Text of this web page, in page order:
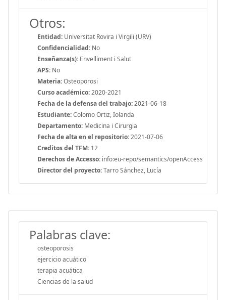
Otros:
Entidad: Universitat Rovira i Virgili (URV)
Confidencialidad: No
Enseñanza(s): Envelliment i Salut
APS: No
Materia:Osteoporosi
Curso académico:2020-2021
Fecha de la defensa del trabajo:2021-06-18
Estudiante:Colomo Ortiz, Iolanda
Departamento: Medicina i Cirurgia
Fecha de alta en el repositorio:2021-07-06
Creditos del TFM: 12
Derechos de Accesso: info:eu-repo/semantics/openAccess
Director del proyecto:Tarro Sánchez, Lucía
Palabras clave:
osteoporosis
ejercicio acuático
terapia acuática
Ciencias de la salud